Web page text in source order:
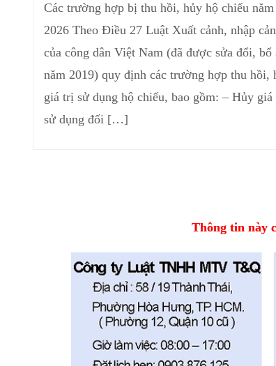
Các trường hợp bị thu hồi, hủy hộ chiếu năm
2026 Theo Điều 27 Luật Xuất cảnh, nhập
của công dân Việt Nam (đã được sửa đổi, bổ
năm 2019) quy định các trường hợp thu hồi,
giá trị sử dụng hộ chiếu, bao gồm: – Hủy
sử dụng đối […]
Thông tin này